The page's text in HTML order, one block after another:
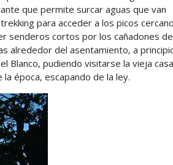
que permite surcar aguas que van
para acceder a los picos
senderos cortos por los cañadones
alrededor del asentamiento, a
Blanco, pudiendo visitarse la vieja casa
época, escapando de la ley.